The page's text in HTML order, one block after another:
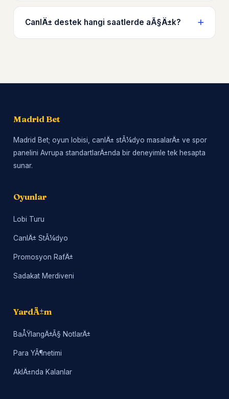
CanlÄ± destek hangi saatlerde aÃ§Ä±k?
Madrid Bet
Madrid Bet; oyun lobisi, canlÄ± stÃ¼dyo masalarÄ± ve spor
panelini Avrupa standartlarÄ±nda bir deneyimle tek hesapta
sunar.
Oyunlar
Lobi Turu
CanlÄ± StÃ¼dyo
Promosyon RafÄ±
Sadakat Merdiveni
YardÄ±m
BaÅŸlangÄ±Ã§ NotlarÄ±
Para YÃ¶netimi
AklÄ±nda Kalanlar